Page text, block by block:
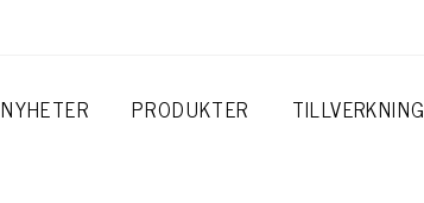
NYHETER PRODUKTER TILLVERKNING